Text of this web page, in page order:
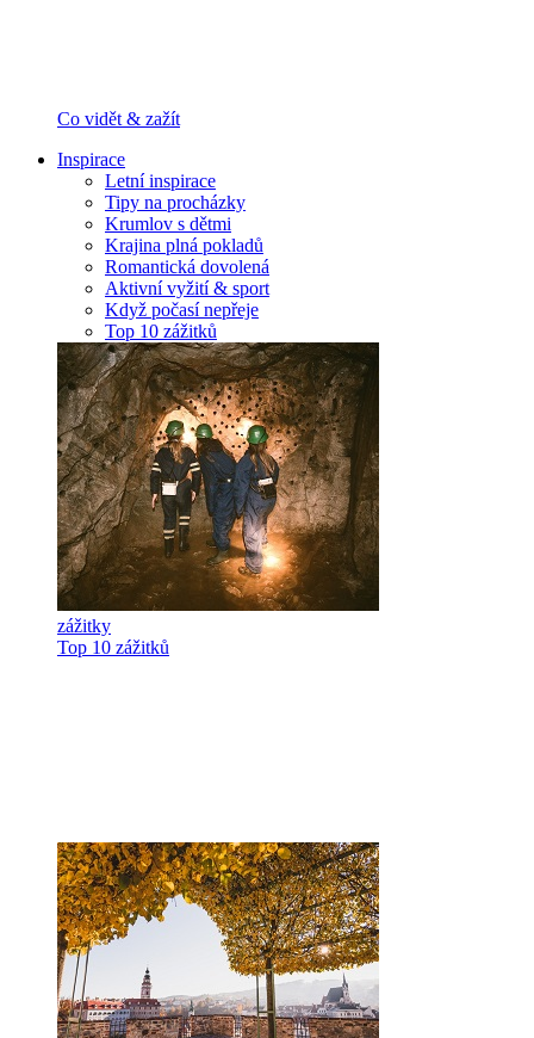
Co vidět & zažít
Inspirace
Letní inspirace
Tipy na procházky
Krumlov s dětmi
Krajina plná pokladů
Romantická dovolená
Aktivní vyžití & sport
Když počasí nepřeje
Top 10 zážitků
zážitky
Top 10 zážitků